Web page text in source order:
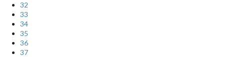
32
33
34
35
36
37